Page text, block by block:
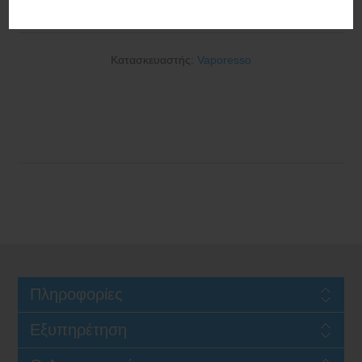
Κατασκευαστής: Vaporesso
Πληροφορίες
Εξυπηρέτηση